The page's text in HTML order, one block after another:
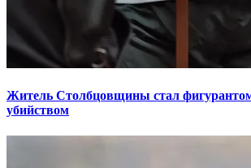
Житель Столбцовщины стал фигурантом
убийством